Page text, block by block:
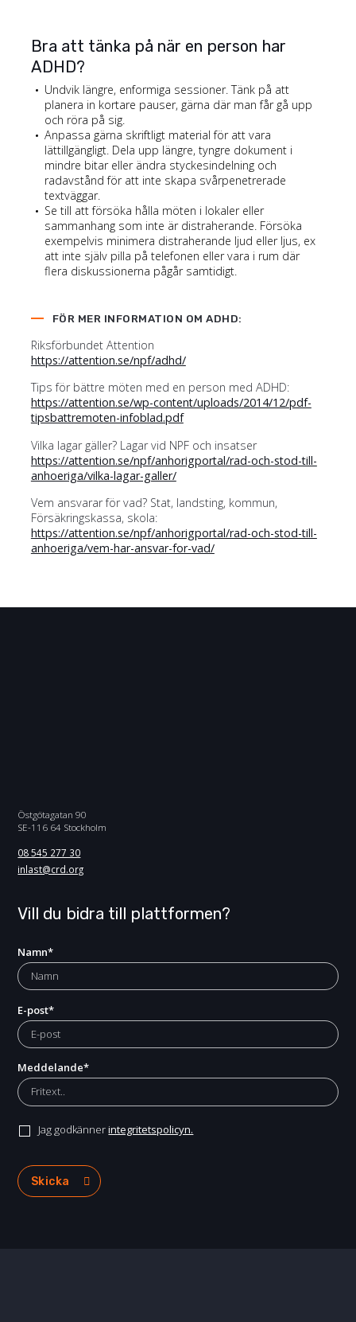
Bra att tänka på när en person har
ADHD?
Undvik längre, enformiga sessioner. Tänk på att
planera in kortare pauser, gärna där man får gå upp
och röra på sig.
Anpassa gärna skriftligt material för att vara
lättillgängligt. Dela upp längre, tyngre dokument i
mindre bitar eller ändra styckesindelning och
radavstånd för att inte skapa svårpenetrerade
textväggar.
Se till att försöka hålla möten i lokaler eller
sammanhang som inte är distraherande. Försöka
exempelvis minimera distraherande ljud eller ljus, ex
att inte själv pilla på telefonen eller vara i rum där
flera diskussionerna pågår samtidigt.
FÖR MER INFORMATION OM ADHD:
Riksförbundet Attention
https://attention.se/npf/adhd/
Tips för bättre möten med en person med ADHD:
https://attention.se/wp-content/uploads/2014/12/pdf-
tipsbattremoten-infoblad.pdf
Vilka lagar gäller? Lagar vid NPF och insatser
https://attention.se/npf/anhorigportal/rad-och-stod-till-
anhoeriga/vilka-lagar-galler/
Vem ansvarar för vad? Stat, landsting, kommun,
Försäkringskassa, skola:
https://attention.se/npf/anhorigportal/rad-och-stod-till-
anhoeriga/vem-har-ansvar-for-vad/
Östgötagatan 90
SE-116 64 Stockholm
08 545 277 30
inlast@crd.org
Vill du bidra till plattformen?
Namn*
E-post*
Meddelande*
Jag godkännerintegritetspolicyn.